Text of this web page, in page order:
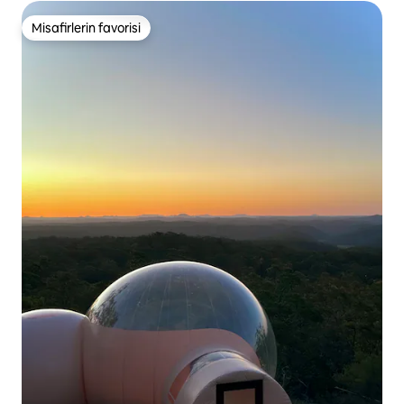
Misafirlerin favorisi
Misafirlerin favorisi